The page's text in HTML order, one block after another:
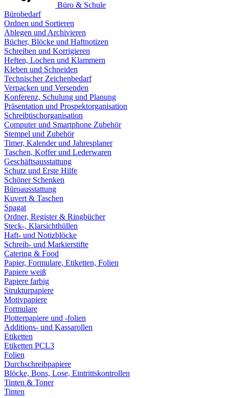
Büro & Schule
Bürobedarf
Ordnen und Sortieren
Ablegen und Archivieren
Bücher, Blöcke und Haftnotizen
Schreiben und Korrigieren
Heften, Lochen und Klammern
Kleben und Schneiden
Technischer Zeichenbedarf
Verpacken und Versenden
Konferenz, Schulung und Planung
Präsentation und Prospektorganisation
Schreibtischorganisation
Computer und Smartphone Zubehör
Stempel und Zubehör
Timer, Kalender und Jahresplaner
Taschen, Koffer und Lederwaren
Geschäftsausstattung
Schutz und Erste Hilfe
Schöner Schenken
Büroausstattung
Kuvert & Taschen
Spagat
Ordner, Register & Ringbücher
Steck-, Klarsichthüllen
Haft- und Notizblöcke
Schreib- und Markierstifte
Catering & Food
Papier, Formulare, Etiketten, Folien
Papiere weiß
Papiere farbig
Strukturpapiere
Motivpapiere
Formulare
Plotterpapiere und -folien
Additions- und Kassarollen
Etiketten
Etiketten PCL3
Folien
Durchschreibpapiere
Blöcke, Bons, Lose, Eintrittskontrollen
Tinten & Toner
Tinten